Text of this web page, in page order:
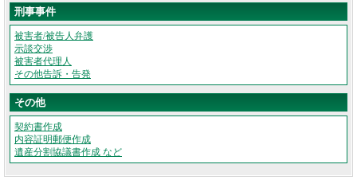
刑事事件
被害者/被告人弁護
示談交渉
被害者代理人
その他告訴・告発
その他
契約書作成
内容証明郵便作成
遺産分割協議書作成 など